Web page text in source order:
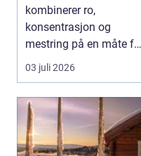
kombinerer ro,
konsentrasjon og
mestring på en måte få
andre aktiviteter gjør...
03 juli 2026